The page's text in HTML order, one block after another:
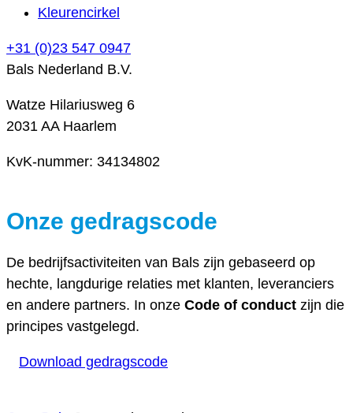
Kleurencirkel
+31 (0)23 547 0947
Bals Nederland B.V.
Watze Hilariusweg 6
2031 AA Haarlem
KvK-nummer: 34134802
Onze gedragscode
De bedrijfsactiviteiten van Bals zijn gebaseerd op
hechte, langdurige relaties met klanten, leveranciers
en andere partners. In onze Code of conduct zijn die
principes vastgelegd.
Download gedragscode